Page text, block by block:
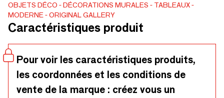
OBJETS DÉCO DÉCORATIONS MURALES
TABLEAUX
MODERNE
ORIGINAL GALLERY
Caractéristiques produit
Pour voir les caractéristiques produits,
les coordonnées et les conditions de
vente de la marque : créez vous un